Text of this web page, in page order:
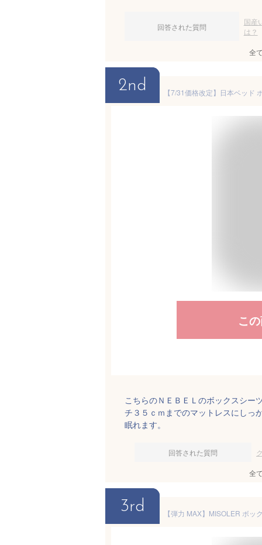
回答された質問
国産
は？
全
2nd
こ
こちらのＮＥＢＥＬのボックスシー
チ３５ｃｍまでのマットレスにしっ
眠れます。
回答された質問
全
3rd